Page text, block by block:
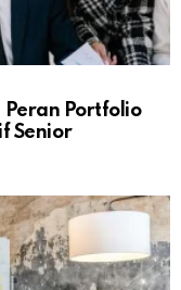
Portfolio
Senior